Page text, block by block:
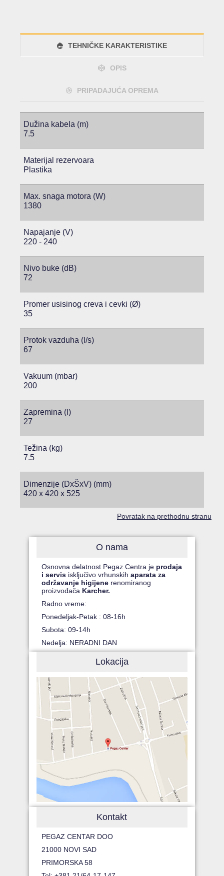
TEHNIČKE KARAKTERISTIKE
OPIS
PRIPADAJUĆA OPREMA
Dužina kabela (m)
7.5
Materijal rezervoara
Plastika
Max. snaga motora (W)
1380
Napajanje (V)
220 - 240
Nivo buke (dB)
72
Promer usisinog creva i cevki (Ø)
35
Protok vazduha (l/s)
67
Vakuum (mbar)
200
Zapremina (l)
27
Težina (kg)
7.5
Dimenzije (DxŠxV) (mm)
420 x 420 x 525
Povratak na prethodnu stranu
O nama
Osnovna delatnost Pegaz Centra je prodaja
i servis isključivo vrhunskihaparata za
održavanje higijene renomiranog
proizvođača Karcher.
Radno vreme:
Ponedeljak-Petak : 08-16h
Subota: 09-14h
Nedelja: NERADNI DAN
Lokacija
Kontakt
PEGAZ CENTAR DOO
21000 NOVI SAD
PRIMORSKA 58